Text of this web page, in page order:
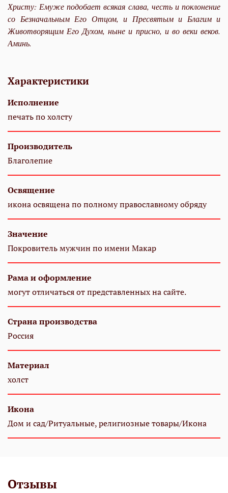
Христу: Емуже подобает всякая слава, честь и поклонение
со Безначальным Его Отцом, и Пресвятым и Благим и
Животворящим Его Духом, ныне и присно, и во веки веков.
Аминь.
Характеристики
Исполнение
печать по холсту
Производитель
Благолепие
Освящение
икона освящена по полному православному обряду
Значение
Покровитель мужчин по имени Макар
Рама и оформление
могут отличаться от представленных на сайте.
Страна производства
Россия
Материал
холст
Икона
Дом и сад/Ритуальные, религиозные товары/Икона
Отзывы